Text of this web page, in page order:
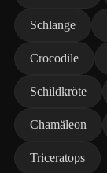
Schlange
Crocodile
Schildkröte
Chamäleon
Triceratops